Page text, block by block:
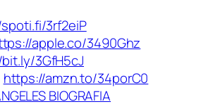
3rf2eiP
apple.co/3490Ghz
3GfH5cJ
https://amzn.to/34porC0
BIOGRAFIA